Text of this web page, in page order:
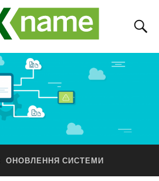
ОНОВЛЕННЯ СИСТЕМИ